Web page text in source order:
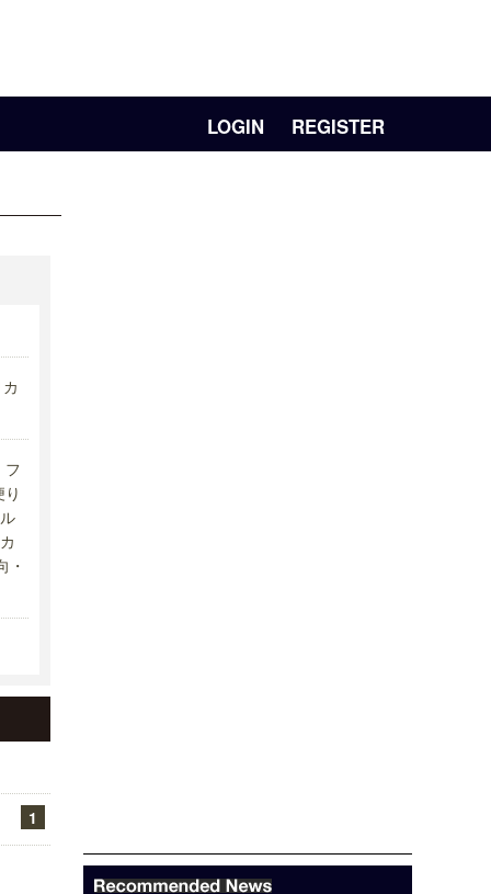
LOGIN REGISTER
フ
カ
・
1